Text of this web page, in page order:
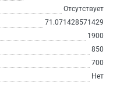
Отсутствует
71.071428571429
1900
850
700
Нет